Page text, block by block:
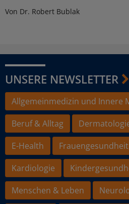
Von Dr. Robert Bublak
UNSERE NEWSLETTER
Allgemeinmedizin und Innere
Beruf & Alltag
E-Health
Frauengesundheit
Kardiologie
Menschen & Leben